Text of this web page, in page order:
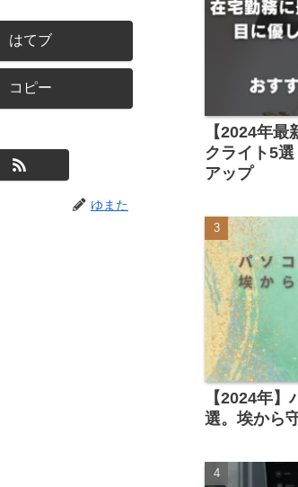
はてブ
コピー
ゆまた
【2024年
クライト5
アップ
【2024年
選。埃から